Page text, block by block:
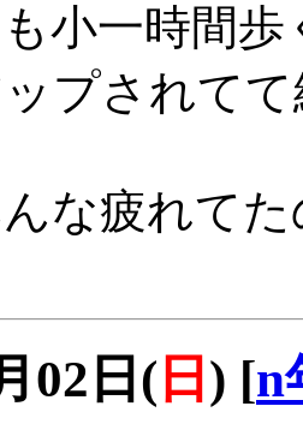
小一時間歩
プされて
な疲れて
02日( 日 ) [n